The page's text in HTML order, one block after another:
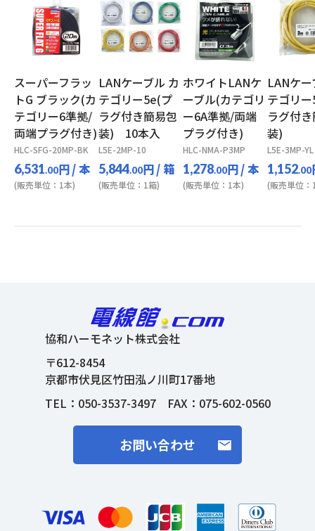
スーパーフラッ
トG ブラック(カ
テゴリー6準拠/
両端プラグ付き)
HLC-SFG-20MP-BK
6,531.00円/ 本
(販売単位：1本)
LANケーブル カ
テゴリー5e(プ
ラグ付き簡易包
装) 10本入
L5E-2MP-10
5,844.00円/ 箱
(販売単位：1箱)
ホワイトLANケ
ーブル(カテゴリ
ー6A準拠/両端
プラグ付き)
HLC-NMA-P3MP
1,278.00円/ 本
(販売単位：1本)
LANケ
テゴリ
ラグ付
装)
L5E-3MP-YL
1,152.00
(販売単位：
協和ハーモネット株式会社
〒612-8454
京都市伏見区竹田泓ノ川町17番地
TEL： 050-3537-3497FAX：075-602-0560
お問い合わせ